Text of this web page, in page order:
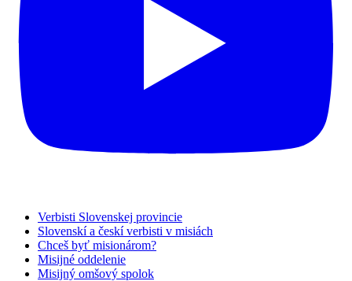
Verbisti Slovenskej provincie
Slovenskí a českí verbisti v misiách
Chceš byť misionárom?
Misijné oddelenie
Misijný omšový spolok